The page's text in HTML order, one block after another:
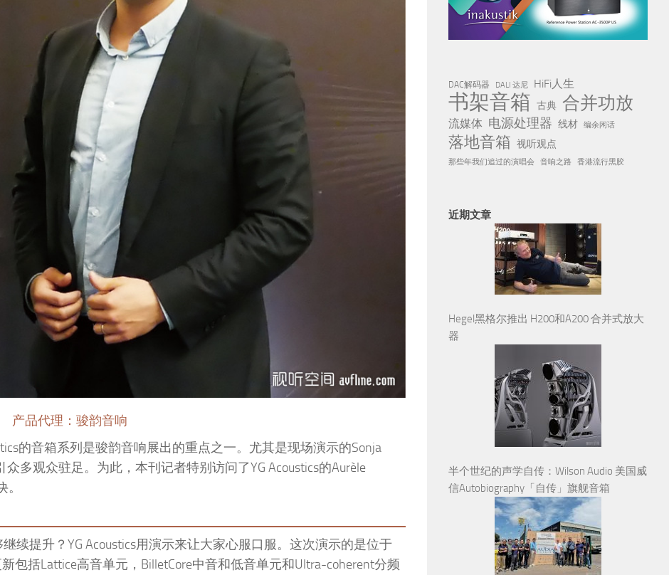
产品代理：骏韵音响
的音箱系列是骏韵音响展出的重点之一。尤其是现场演示的Sonja
多观众驻足。为此，本刊记者特别访问了YG Acoustics的Aurèle
续提升？YG Acoustics用演示来让大家心服口服。这次演示的是位于
包括Lattice高音单元，BilletCore中音和低音单元和Ultra-coherent分频
DAC解码器 DALI 达尼 HiFi人生
书架音箱 古典 合并功放
流媒体 电源处理器 线材 编余闲话
落地音箱 视听观点
那些年我们追过的演唱会 音响之路 香港流行黑胶
近期文章
Hegel黑格尔推出 H200和A200 合并式放大
器
半个世纪的声学自传：Wilson Audio 美国威
信Autobiography「自传」旗舰音箱